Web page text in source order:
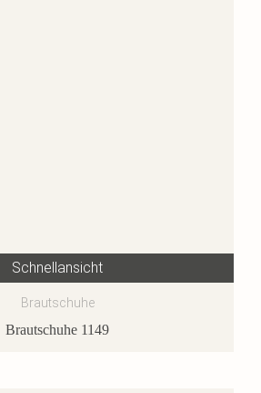
Schnellansicht
Brautschuhe
Brautschuhe 1149